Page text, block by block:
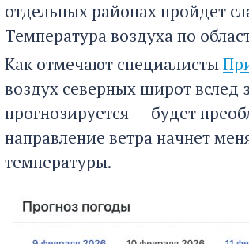
отдельных районах пройдет
Температура воздуха по
Как отмечают специалисты
воздух северных широт
прогнозируется — будет
направление ветра начнет
температуры.